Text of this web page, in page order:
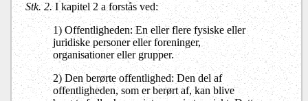
Stk. 2.I kapitel 2 a forstås ved:
1) Offentligheden: En eller flere fysiske eller
juridiske personer eller foreninger,
organisationer eller grupper.
2) Den berørte offentlighed: Den del af
offentligheden, som er berørt af, kan blive